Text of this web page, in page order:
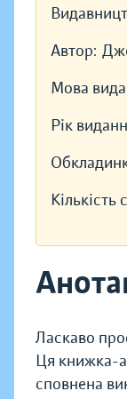
Автор:
Мова
Рік
Кількість
Ласкаво
Ця книжка-
сповнена